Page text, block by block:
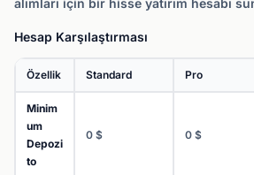
alımları için bir hisse yatırım hesabı
Hesap Karşılaştırması
Özellik Standard Pro
Minim
um
Depozi
to
0 $ 0 $